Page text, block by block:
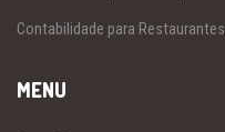
Contabilidade para
MENU